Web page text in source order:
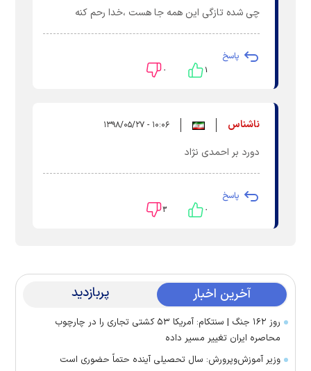
چی شده تازگی این همه جا هست ،خدا رحم کنه
پاسخ
۱ ۰
ناشناس ۱۰:۰۶ - ۱۳۹۸/۰۵/۲۷
دورد بر احمدی نژاد
پاسخ
۰ ۳
آخرین اخبار پربازدید
روز ۱۶۲ جنگ | سنتکام: آمریکا ۵۳ کشتی تجاری را در چارچوب
محاصره ایران تغییر مسیر داده
وزیر آموزش‌وپرورش: سال تحصیلی آینده حتماً حضوری است